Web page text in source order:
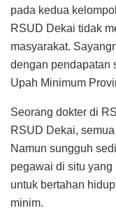
pada kedua
RSUD Dekai tidak
masyarakat.
dengan pendapatan
Upah Minimum
Seorang dokter di
RSUD Dekai,
Namun sungguh
pegawai di situ
untuk bertahan
minim.